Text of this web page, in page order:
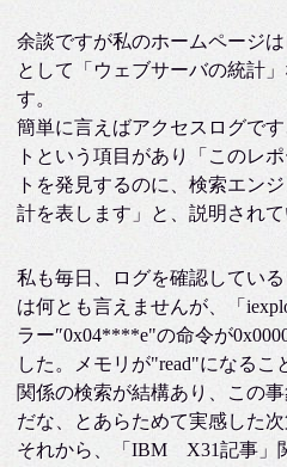
余談ですが私のホームページ
として「ウェブサーバの統計
す。
簡単に言えばアクセスログで
トという項目があり「このレ
トを発見するのに、検索エン
計を表します」と、説明されて
私も毎日、ログを確認してい
は何とも言えませんが、「
ラー″0x04****e"の命令が
した。メモリが"read"になるこ
関係の検索が結構あり、この
だな、とあらためて実感した次
それから、「IBM X31記事」